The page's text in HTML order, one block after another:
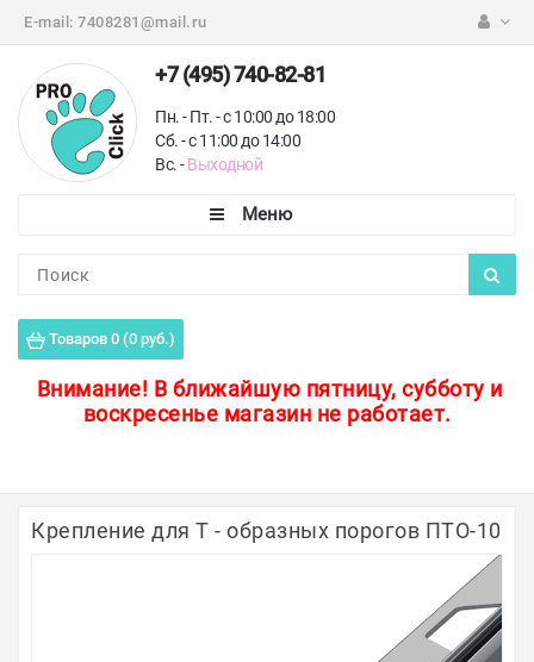
E-mail: 7408281@mail.ru
+7 (495) 740-82-81
Пн. - Пт. - с 10:00 до 18:00
Сб. - с 11:00 до 14:00
Вс. -Выходной
Товаров 0 (0 руб.)
Внимание! В ближайшую пятницу, субботу и
воскресенье магазин не работает.
Пороги для пола
Защитные уголки
Крепление для Т - образных порогов ПТО-10